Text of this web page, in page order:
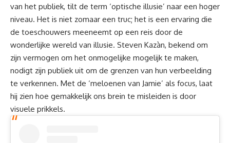
van het publiek, tilt de term ‘optische illusie’ naar een hoger
niveau. Het is niet zomaar een truc; het is een ervaring die
de toeschouwers meeneemt op een reis door de
wonderlijke wereld van illusie. Steven Kazàn, bekend om
zijn vermogen om het onmogelijke mogelijk te maken,
nodigt zijn publiek uit om de grenzen van hun verbeelding
te verkennen. Met de ‘meloenen van Jamie’ als focus, laat
hij zien hoe gemakkelijk ons brein te misleiden is door
visuele prikkels.